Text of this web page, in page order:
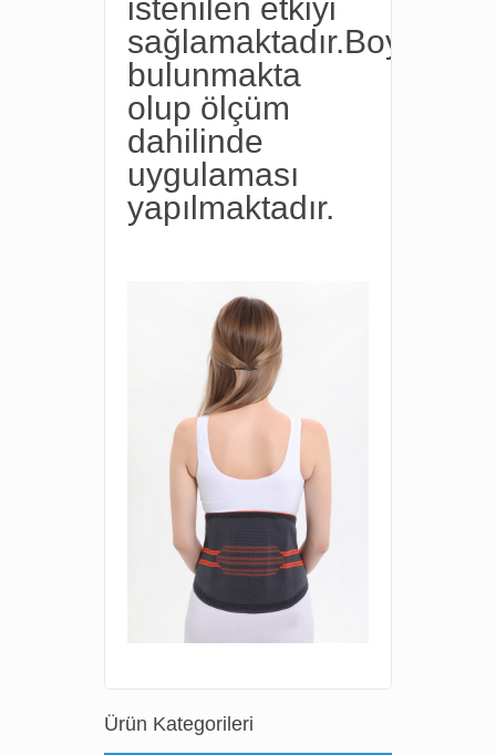
istenilen etkiyi
sağlamaktadır.Boyutları
bulunmakta
olup ölçüm
dahilinde
uygulaması
yapılmaktadır.
Ürün Kategorileri